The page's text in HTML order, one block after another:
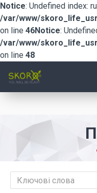
Notice: Undefined index:
/var/www/
on line 46Notice:
/var/www/
on line 48